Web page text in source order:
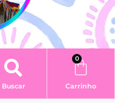
Buscar
0
Carrinho